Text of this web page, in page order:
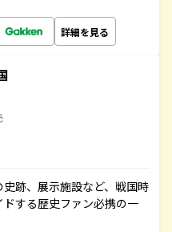
詳細を見る
跡、展示施設など、戦国時
する歴史ファン必携の一